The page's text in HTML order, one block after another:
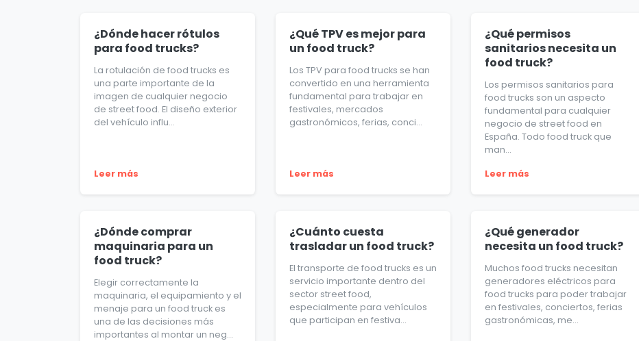
¿Dónde hacer rótulos
para food trucks?
La rotulación de food trucks es
una parte importante de la
imagen de cualquier negocio
de street food. El diseño exterior
del vehículo influ...
Leer más
¿Qué TPV es mejor para
un food truck?
Los TPV para food trucks se han
convertido en una herramienta
fundamental para trabajar en
festivales, mercados
gastronómicos, ferias, conci...
Leer más
¿Qué permisos
sanitarios necesita un
food truck?
Los permisos sanitarios para
food trucks son un aspecto
fundamental para cualquier
negocio de street food en
España. Todo food truck que
man...
Leer más
¿Dónde comprar
maquinaria para un
food truck?
Elegir correctamente la
maquinaria, el equipamiento y el
menaje para un food truck es
una de las decisiones más
importantes al montar un neg...
¿Cuánto cuesta
trasladar un food truck?
El transporte de food trucks es un
servicio importante dentro del
sector street food,
especialmente para vehículos
que participan en festiva...
¿Qué generador
necesita un food truck?
Muchos food trucks necesitan
generadores eléctricos para
food trucks para poder trabajar
en festivales, conciertos, ferias
gastronómicas, me...